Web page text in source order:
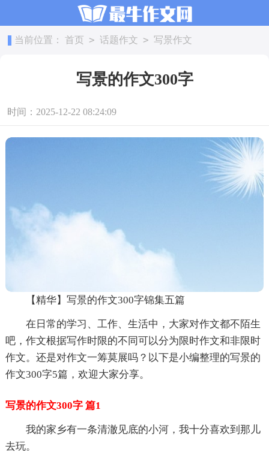
当前位置： 首页 > 话题作文 > 写景作文
写景的作文300字
时间：2025-12-22 08:24:09
【精华】写景的作文300字锦集五篇
在日常的学习、工作、生活中，大家对作文都不陌生
吧，作文根据写作时限的不同可以分为限时作文和非限时
作文。还是对作文一筹莫展吗？以下是小编整理的写景的
作文300字5篇，欢迎大家分享。
写景的作文300字 篇1
我的家乡有一条清澈见底的小河，我十分喜欢到那儿
去玩。